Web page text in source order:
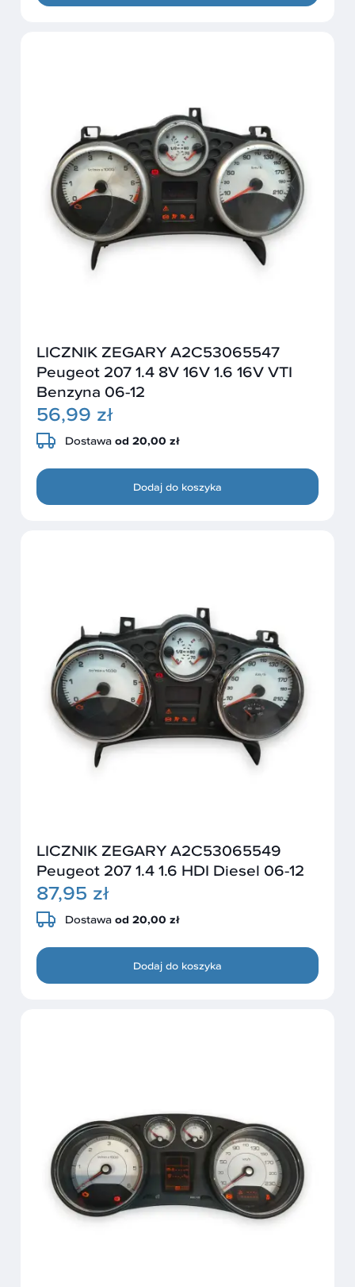
LICZNIK ZEGARY A2C53065547
Peugeot 207 1.4 8V 16V 1.6 16V VTI
Benzyna 06-12
56,99 zł
Dostawa od 20,00 zł
Dodaj do koszyka
LICZNIK ZEGARY A2C53065549
Peugeot 207 1.4 1.6 HDI Diesel 06-12
87,95 zł
Dostawa od 20,00 zł
Dodaj do koszyka